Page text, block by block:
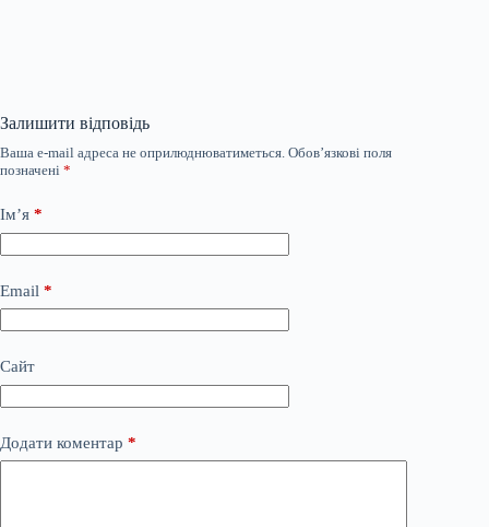
Залишити відповідь
Ваша e-mail адреса не оприлюднюватиметься. Обов’язкові поля
позначені *
Ім’я *
Email *
Сайт
Додати коментар *